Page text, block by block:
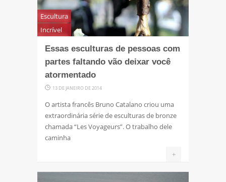
Escultura
Incrível
Essas esculturas de pessoas com
partes faltando vão deixar você
atormentado
13 DE JANEIRO DE 2014
O artista francês Bruno Catalano criou uma
extraordinária série de esculturas de bronze
chamada “Les Voyageurs”. O trabalho dele
caminha
+